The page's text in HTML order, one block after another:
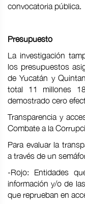
convocatoria pública.
Presupuesto
La investigación
los presupuestos
de Yucatán y
total 11 millones
demostrado cero
Transparencia y
Combate a la
Para evaluar la
a través de un
-Rojo: Entidades
información y/o de
que reprueban en